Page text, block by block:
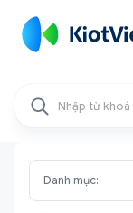
Danh mục: